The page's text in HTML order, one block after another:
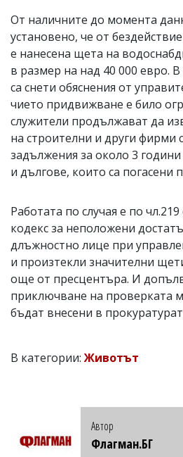
От наличните до момента
установено, че от
е нанесена щета на
в размер на над 40 000 евро.
са снети обяснения от
чието придвижване е било
служители продължават да
на строителни и други фирми
задължения за около 3
и дългове, които са погасени
Работата по случая е по
кодекс за неположени
длъжностно лице при
и произтекли значителни
още от пресцентъра. И
приключване на проверката
бъдат внесени в
В категории:Животът
Автор
Флагман.БГ